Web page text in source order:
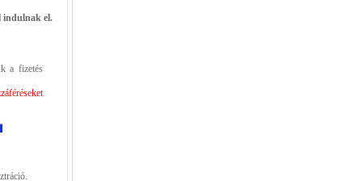
indulnak el.
a fizetés